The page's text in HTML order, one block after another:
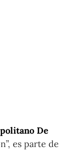
De
es parte de